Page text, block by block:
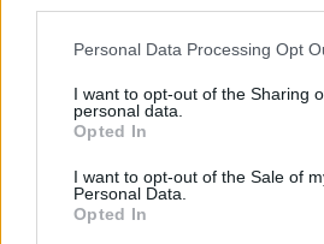
Please note that this website/app
not limited to your visit or usage
grant or deny consent to Google and
use your data for below specified
consent section.
Personal Data Processing Opt
I want to opt-out of the Sharing
personal data.
Opted In
I want to opt-out of the Sale of
Personal Data.
Opted In
περιοχές είχαν πληγεί
μία μάχη με τα λασπόνερα
απομακρύνουν, ενώ
εγκαταστάσεις που
επαγγελματικούς χώρους που